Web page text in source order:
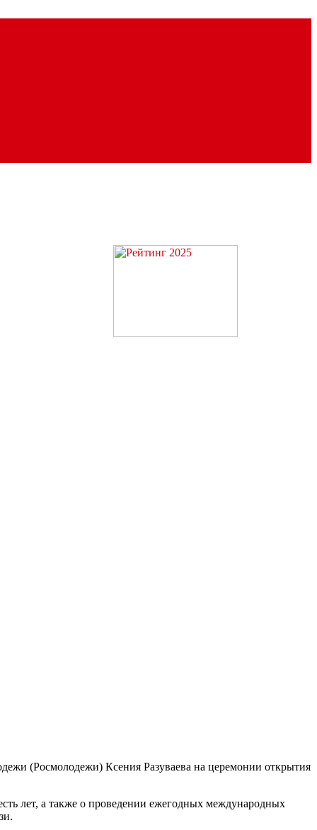
(Росмолодежи) Ксения Разуваева на церемонии открытия
лет, а также о проведении ежегодных международных